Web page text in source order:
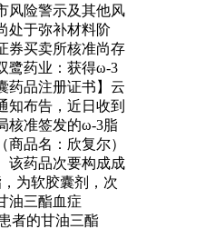
风险警示及其他风
处于弥补材料阶
券买卖所核准尚存
鹭药业：获得ω-3
药品注册证书】云
知布告，近日收到
核准签发的ω-3脂
商品名：欣复尔）
该药品次要构成成
为软胶囊剂，次
油三酯血症
者的甘油三酯